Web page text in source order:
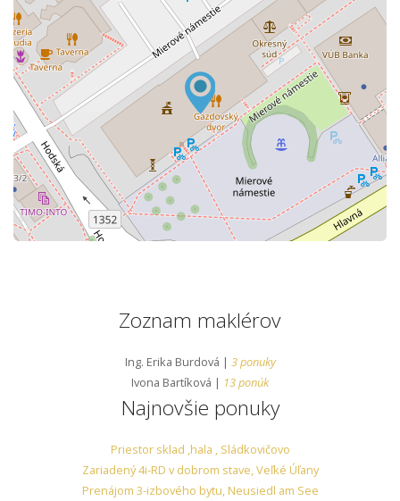
Zoznam maklérov
Ing. Erika Burdová | 3 ponuky
Ivona Bartíková | 13 ponúk
Najnovšie ponuky
Priestor sklad ,hala , Sládkovičovo
Zariadený 4i-RD v dobrom stave, Veľké Úľany
Prenájom 3-izbového bytu, Neusiedl am See